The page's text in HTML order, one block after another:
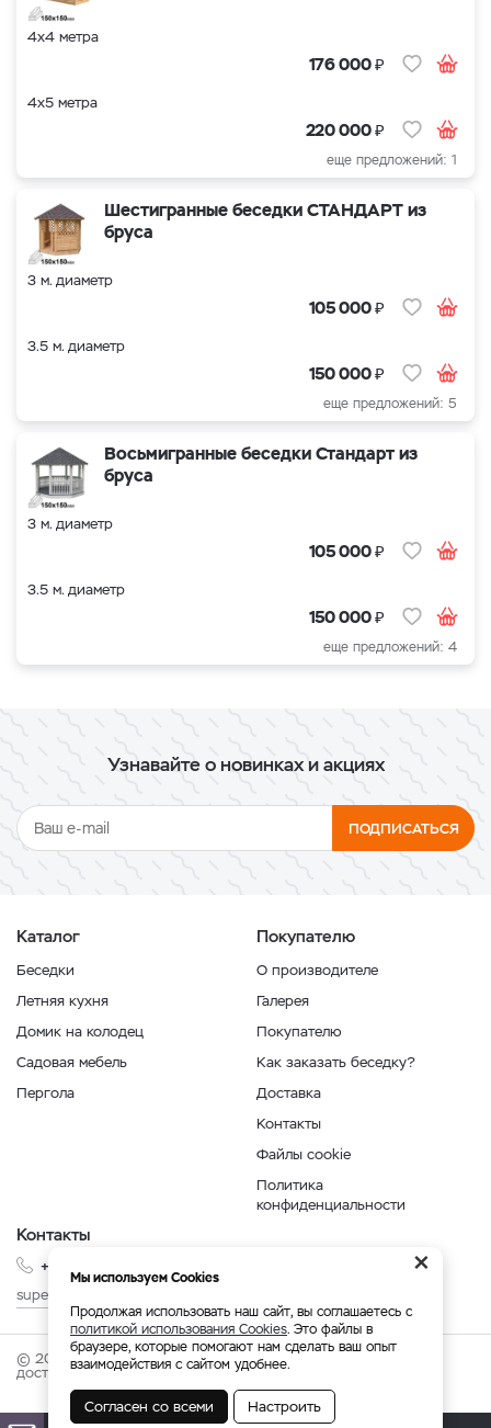
4х4 метра
176 000₽
4х5 метра
220 000₽
еще предложений: 1
Шестигранные беседки СТАНДАРТ из
бруса
3 м. диаметр
105 000₽
3.5 м. диаметр
150 000₽
еще предложений: 5
Восьмигранные беседки Стандарт из
бруса
3 м. диаметр
105 000₽
3.5 м. диаметр
150 000₽
еще предложений: 4
Узнавайте о новинках и акциях
ПОДПИСАТЬСЯ
Каталог
Беседки
Летняя кухня
Домик на колодец
Садовая мебель
Пергола
Покупателю
О производителе
Галерея
Покупателю
Как заказать беседку?
Доставка
Контакты
Файлы cookie
Политика
конфиденциальности
Контакты
+7 999 210-35-35
superbesedka@mail.ru
© 2026 superbesedka.com - беседки от производителя с
доставкой по России.
×
Мы используем Cookies
Продолжая использовать наш сайт, вы соглашаетесь с
политикой использования Cookies. Это файлы в
браузере, которые помогают нам сделать ваш опыт
взаимодействия с сайтом удобнее.
Согласен со всеми Настроить